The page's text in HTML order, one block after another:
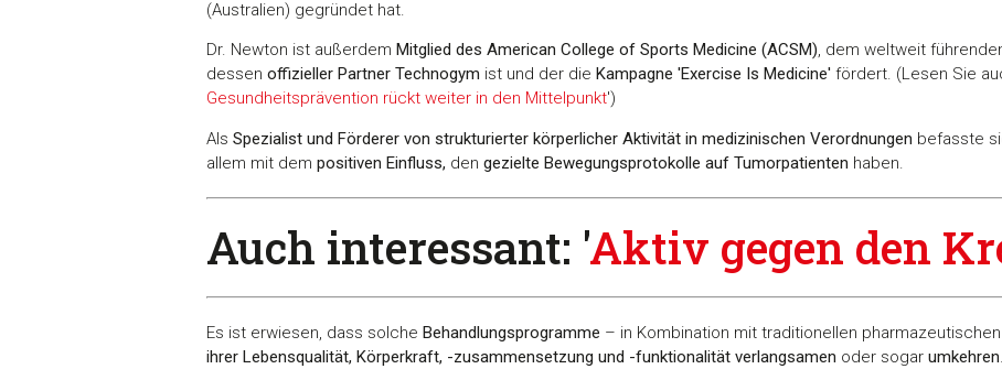
(Australien) gegründet hat.
Dr. Newton ist außerdem Mitglied des American College of Sports Medicine (ACSM), dem weltweit
dessen offizieller Partner Technogym ist und der die Kampagne 'Exercise Is Medicine' fördert. (Lesen Sie
Gesundheitsprävention rückt weiter in den Mittelpunkt')
Als Spezialist und Förderer von strukturierter körperlicher Aktivität in medizinischen Verordnungen befasste
allem mit dem positiven Einfluss, den gezielte Bewegungsprotokolle auf Tumorpatienten haben.
Auch interessant: 'Aktiv gegen den
Es ist erwiesen, dass solche Behandlungsprogramme – in Kombination mit traditionellen
ihrer Lebensqualität, Körperkraft, -zusammensetzung und -funktionalität verlangsamen oder sogar umkehren.